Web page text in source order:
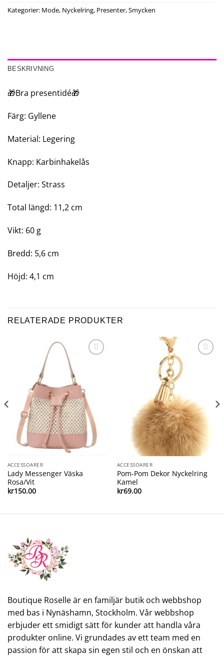
Kategorier: Mode, Nyckelring, Presenter,Smycken
BESKRIVNING
🎁Bra presentidé🎁
Färg: Gyllene
Material: Legering
Knapp: Karbinhakelås
Detaljer: Strass
Total längd: 11,2 cm
Vikt: 60 g
Bredd: 5,6 cm
Höjd: 4,1 cm
RELATERADE PRODUKTER
ACCESSOARER
Lady Messenger Väska
Rosa/Vit
kr150.00
ACCESSOARER
Pom-Pom Dekor Nyckelring
Kamel
kr69.00
Boutique Roselle är en familjär butik och webbshop
med bas i Nynäshamn, Stockholm. Vår webbshop
erbjuder ett smidigt sätt för kunder att handla våra
produkter online. Vi grundades av ett team med en
passion för att skapa sin egen stil och en önskan att